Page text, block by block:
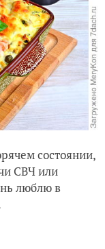
состоянии,
СВЧ или
люблю в